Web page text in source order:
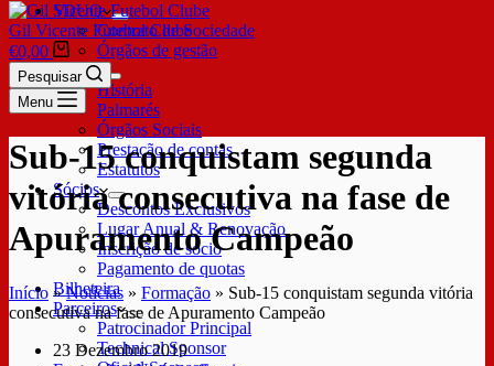
SDUQ
Contrato de Sociedade
Órgãos de gestão
Clube
História
Palmarés
Órgãos Sociais
Prestação de contas
Estatutos
Sócios
Descontos Exclusivos
Lugar Anual & Renovação
Inscrição de sócio
Pagamento de quotas
Bilheteira
Parceiros
Patrocinador Principal
Technical Sponsor
Gil Vicente Futebol Clube
€0,00
Pesquisar
Menu
Sub-15 conquistam segunda
vitória consecutiva na fase de
Apuramento Campeão
Início »Notícias » Formação » Sub-15 conquistam segunda vitória
consecutiva na fase de Apuramento Campeão
23 Dezembro 2019